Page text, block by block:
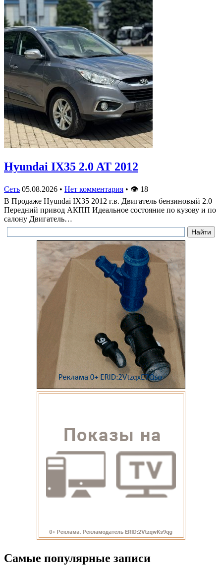
Hyundai IX35 2.0 AT 2012
Сеть 05.08.2026 • Нет комментария • 👁 18
В Продаже Hyundai IX35 2012 г.в. Двигатель бензиновый 2.0
Передний привод АКПП Идеальное состояние по кузову и по
салону Двигатель…
Самые популярные записи